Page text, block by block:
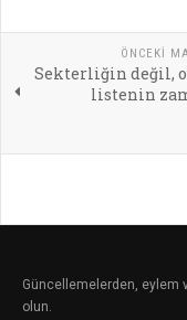
ÖNCEKI
Sekterliğin değil,
listenin
Güncellemelerden, eylem
olun.